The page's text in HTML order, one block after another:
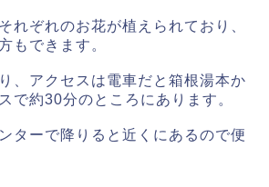
れぞれのお花が植えられており、
もできます。
、アクセスは電車だと箱根湯本か
で約30分のところにあります。
ターで降りると近くにあるので便